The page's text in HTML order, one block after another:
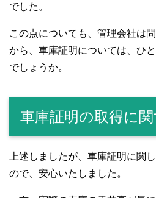
でした。
この点についても、管理会社は
から、車庫証明については、ひ
でしょうか。
車庫証明の取得に
上述しましたが、車庫証明に関
ので、安心いたしました。